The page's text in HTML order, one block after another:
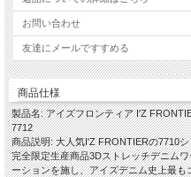
お問い合わせ
友達にメールですすめる
商品仕様
製品名: アイズフロンティア I'Z
7712
商品説明: 大人気I'Z FRONTIERの7710
完全限定生産商品3Dストレッチデニム
ーションを施し、アイズデニム史上最